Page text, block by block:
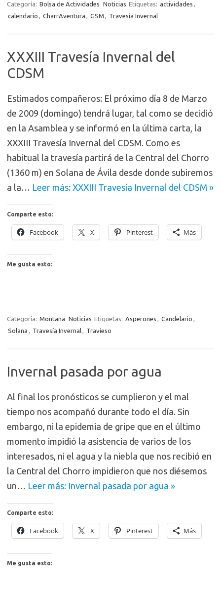
Categoría: Bolsa de Actividades Noticias Etiquetas: actividades ,
calendario , CharrAventura , GSM , Travesía Invernal
XXXIII Travesía Invernal del
CDSM
Estimados compañeros: El próximo día 8 de Marzo
de 2009 (domingo) tendrá lugar, tal como se decidió
en la Asamblea y se informó en la última carta, la
XXXIII Travesía Invernal del CDSM. Como es
habitual la travesía partirá de la Central del Chorro
(1360 m) en Solana de Ávila desde donde subiremos
a la… Leer más: XXXIII Travesía Invernal del CDSM »
Comparte esto:
Facebook X Pinterest Más
Me gusta esto:
Categoría: Montaña Noticias Etiquetas: Asperones , Candelario ,
Solana , Travesía Invernal, Travieso
Invernal pasada por agua
Al final los pronósticos se cumplieron y el mal
tiempo nos acompañó durante todo el día. Sin
embargo, ni la epidemia de gripe que en el último
momento impidió la asistencia de varios de los
interesados, ni el agua y la niebla que nos recibió en
la Central del Chorro impidieron que nos diésemos
un… Leer más: Invernal pasada por agua »
Comparte esto:
Facebook X Pinterest Más
Me gusta esto: